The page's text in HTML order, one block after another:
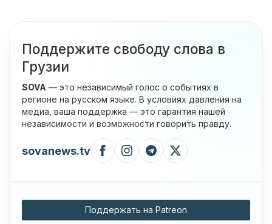
Поддержите свободу слова в
Грузии
SOVA — это независимый голос о событиях в
регионе на русском языке. В условиях давления на
медиа, ваша поддержка — это гарантия нашей
независимости и возможности говорить правду.
sovanews.tv
Поддержать на Patreon